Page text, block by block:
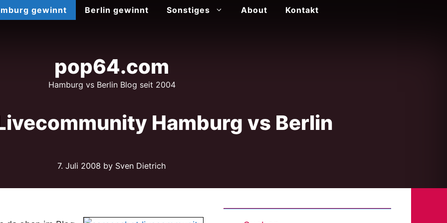
gewinnt Berlin gewinnt Sonstiges About Kontakt
pop64.com
Hamburg vs Berlin Blog seit 2004
Hamburg vs Berlin
7. Juli 2008 by Sven Dietrich